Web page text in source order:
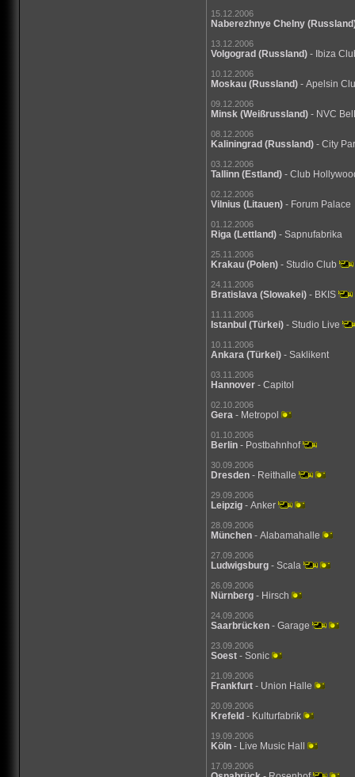
15.12.2006
Naberezhnye Chelny
13.12.2006
Volgograd (Russland) - Ibiza
10.12.2006
Moskau (Russland) - Apelsin
09.12.2006
Minsk (Weißrussland) - NVC
08.12.2006
Kaliningrad (Russland) - City
03.12.2006
Tallinn (Estland) - Club
02.12.2006
Vilnius (Litauen) - Forum Palace
01.12.2006
Riga (Lettland) - Sapnufabrika
25.11.2006
Krakau (Polen) - Studio Club
24.11.2006
Bratislava (Slowakei) - BKIS
11.11.2006
Istanbul (Türkei) - Studio Live
10.11.2006
Ankara (Türkei) - Saklikent
03.11.2006
Hannover - Capitol
02.10.2006
Gera - Metropol
01.10.2006
Berlin - Postbahnhof
30.09.2006
Dresden - Reithalle
29.09.2006
Leipzig - Anker
28.09.2006
München - Alabamahalle
27.09.2006
Ludwigsburg - Scala
26.09.2006
Nürnberg - Hirsch
24.09.2006
Saarbrücken - Garage
23.09.2006
Soest - Sonic
21.09.2006
Frankfurt - Union Halle
20.09.2006
Krefeld - Kulturfabrik
19.09.2006
Köln - Live Music Hall
17.09.2006